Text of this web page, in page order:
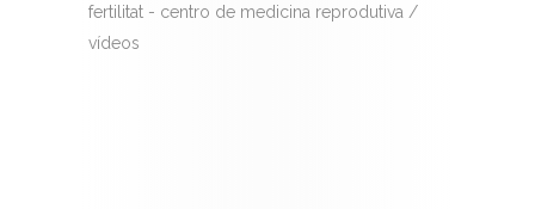
fertilitat - centro de medicina reprodutiva /
vídeos